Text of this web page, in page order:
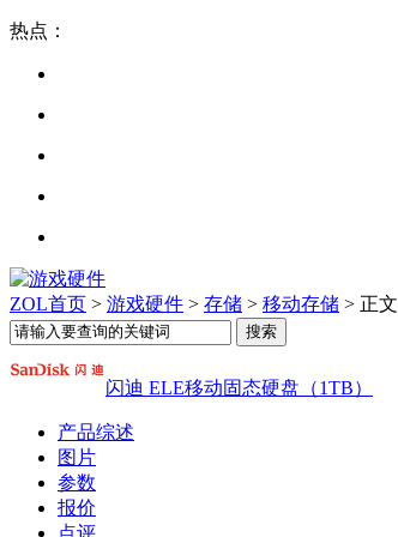
热点：
ZOL首页 > 游戏硬件 > 存储 > 移动存储 > 正文
闪迪 ELE移动固态硬盘（1TB）
产品综述
图片
参数
报价
点评